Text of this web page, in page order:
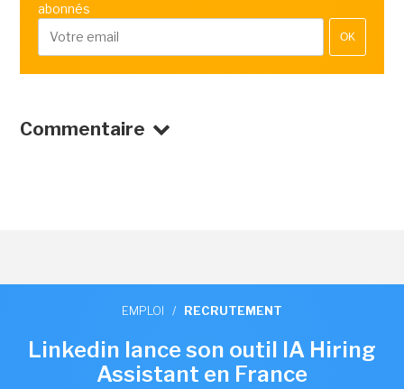
abonnés
OK
Commentaire
EMPLOI / RECRUTEMENT
Linkedin lance son outil IA Hiring
Assistant en France